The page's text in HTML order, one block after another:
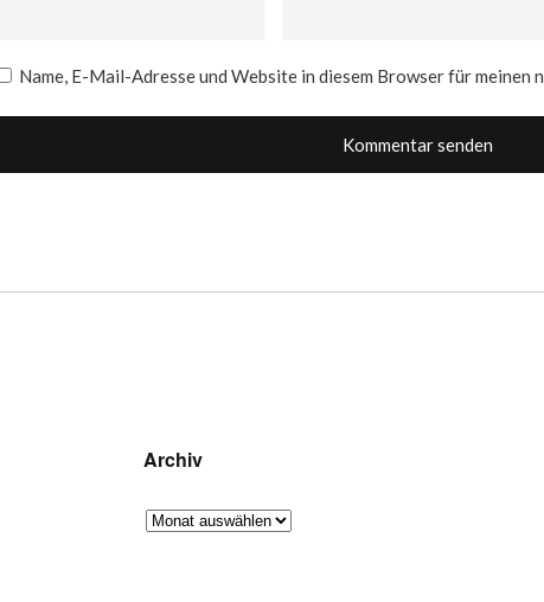
Name, E-Mail-Adresse und Website in diesem Browser für meinen
Archiv